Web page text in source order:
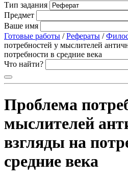
Тип задания
Предмет
Ваше имя
Готовые работы /Рефераты /
потребностей у мыслителей
потребности в cредние века
Что найти?
Проблема
мыслителей
взгляды на
cредние века